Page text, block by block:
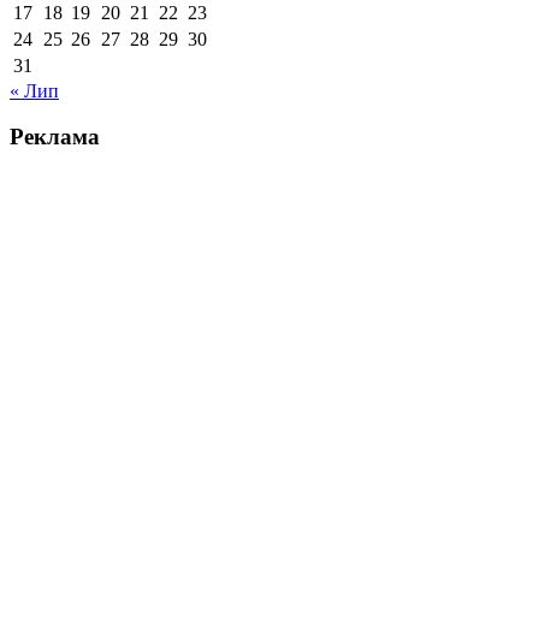
17 18 19 20 21 22 23
24 25 26 27 28 29 30
31
« Лип
Реклама